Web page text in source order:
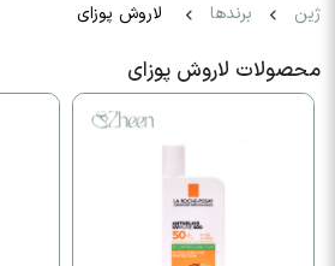
ژین برندها لاروش پوزای
محصولات لاروش پوزای